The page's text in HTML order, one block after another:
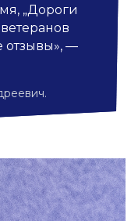
„Дороги
отзывы», —